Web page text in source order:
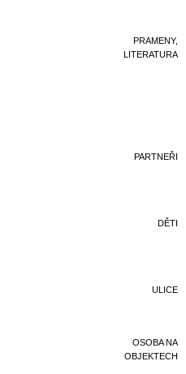
PRAMENY,
LITERATURA
PARTNEŘI
DĚTI
ULICE
OSOBA NA
OBJEKTECH